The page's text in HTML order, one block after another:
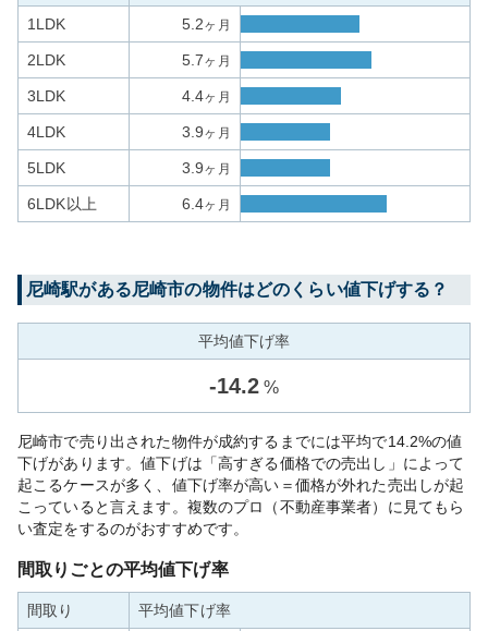
1LDK 5.2ヶ月
2LDK 5.7ヶ月
3LDK 4.4ヶ月
4LDK 3.9ヶ月
5LDK 3.9ヶ月
6LDK以上 6.4ヶ月
尼崎駅がある尼崎市の物件はどのくらい値下げする？
平均値下げ率
-14.2 %
尼崎市で売り出された物件が成約するまでには平均で14.2%の値
下げがあります。値下げは「高すぎる価格での売出し」によって
起こるケースが多く、値下げ率が高い＝価格が外れた売出しが起
こっていると言えます。複数のプロ（不動産事業者）に見てもら
い査定をするのがおすすめです。
間取りごとの平均値下げ率
間取り 平均値下げ率